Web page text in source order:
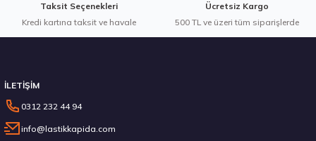
Taksit Seçenekleri
Kredi kartına taksit ve havale
Ücretsiz Kargo
500 TL ve üzeri tüm siparişlerde
İLETİŞİM
0312 232 44 94
info@lastikkapida.com